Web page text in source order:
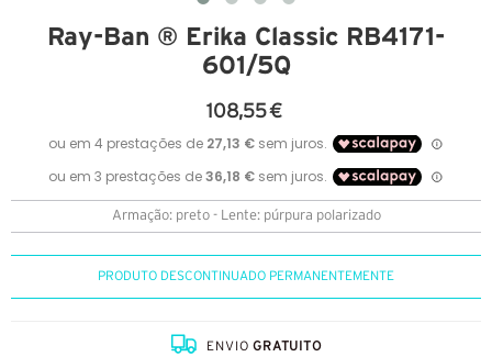
Ray-Ban ® Erika Classic RB4171-
601/5Q
108,55 €
Armação: preto - Lente: púrpura polarizado
PRODUTO DESCONTINUADO PERMANENTEMENTE
ENVIOGRATUITO